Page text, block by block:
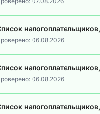
06.08.2026
06.08.2026